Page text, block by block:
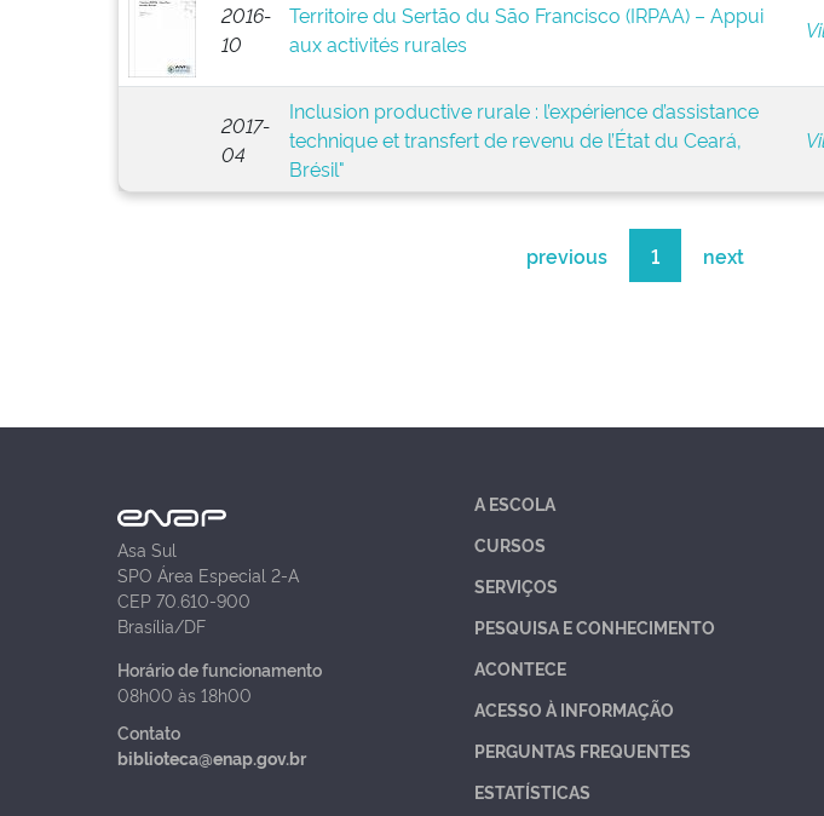
2016-
10
Territoire du Sertão du São Francisco (IRPAA) – Appui
aux activités rurales
2017-
04
Inclusion productive rurale : l’expérience d’assistance
technique et transfert de revenu de l’État du Ceará,
Brésil"
previous 1 next
Asa Sul
SPO Área Especial 2-A
CEP 70.610-900
Brasília/DF
Horário de funcionamento
08h00 às 18h00
Contato
biblioteca@enap.gov.br
A ESCOLA
CURSOS
SERVIÇOS
PESQUISA E CONHECIMENTO
ACONTECE
ACESSO À INFORMAÇÃO
PERGUNTAS FREQUENTES
ESTATÍSTICAS